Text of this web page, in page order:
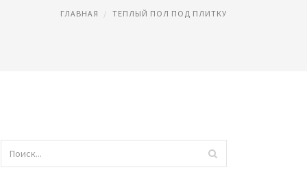
ГЛАВНАЯ ТЕПЛЫЙ ПОЛ ПОД ПЛИТКУ